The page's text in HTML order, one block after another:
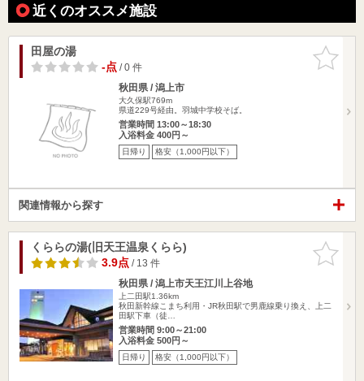
近くのオススメ施設
お気に入
りに追加
田屋の湯
-点/ 0 件
秋田県 / 潟上市
大久保駅769m
県道229号経由。羽城中学校そば。
営業時間 13:00～18:30
入浴料金 400円～
日帰り 格安（1,000円以下）
関連情報から探す
お気に入
りに追加
くららの湯(旧天王温泉くらら)
3.9点/ 13 件
秋田県 / 潟上市天王江川上谷地
上二田駅1.36km
秋田新幹線こまち利用・JR秋田駅で男鹿線乗り換え、上二
田駅下車（徒…
営業時間 9:00～21:00
入浴料金 500円～
日帰り 格安（1,000円以下）